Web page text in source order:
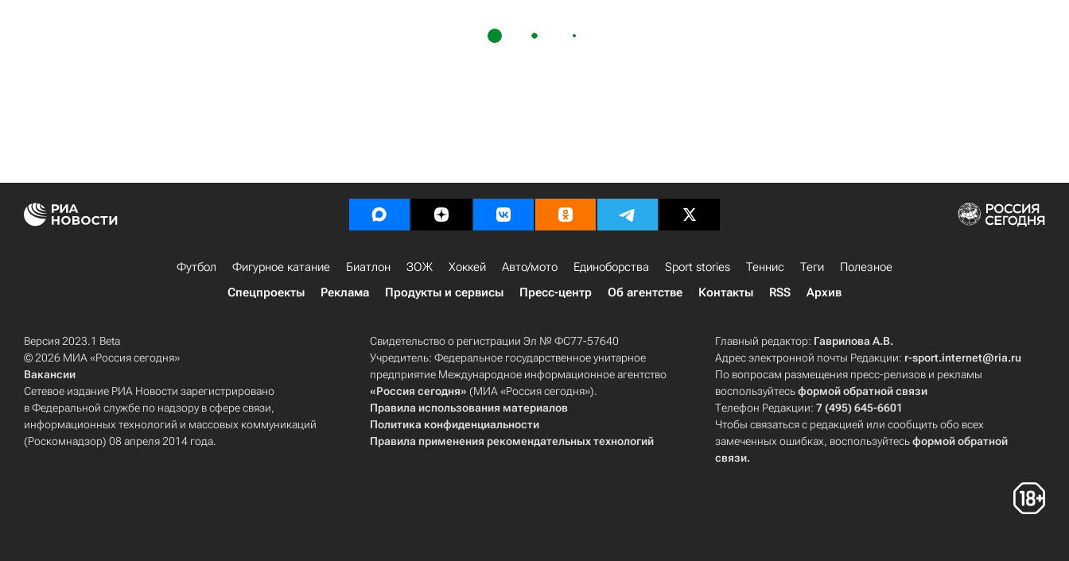
Футбол Фигурное катание Биатлон ЗОЖ Хоккей Авто/мото Единоборства Sport stories Теннис Теги
Полезное
Спецпроекты
Реклама Продукты и сервисы Пресс-центр Об агентстве Контакты RSS Архив
Версия 2023.1 Beta
© 2026 МИА «Россия сегодня»
Вакансии
Сетевое издание РИА Новости зарегистрировано
в Федеральной службе по надзору в сфере связи,
информационных технологий и массовых коммуникаций
(Роскомнадзор) 08 апреля 2014 года.
Свидетельство о регистрации Эл № ФС77-57640
Учредитель: Федеральное государственное унитарное
предприятие Международное информационное агентство
«Россия сегодня» (МИА «Россия сегодня»).
Правила использования материалов
Политика конфиденциальности
Правила применения рекомендательных технологий
Главный редактор: Гаврилова А.В.
Адрес электронной почты Редакции: r-sport.internet@ria.ru
По вопросам размещения пресс-релизов и рекламы
воспользуйтесьформой обратной связи
Телефон Редакции:7 (495) 645-6601
Чтобы связаться с редакцией или сообщить обо всех
замеченных ошибках, воспользуйтесьформой обратной
связи.